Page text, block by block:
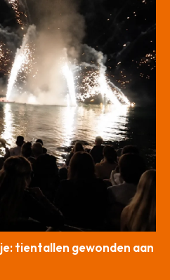
tientallen gewonden aan